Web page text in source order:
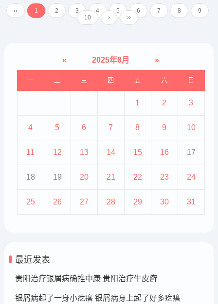
用于治疗瘙痒性皮肤病。根据病情
的严重程度和个体差异，见效的时
‹‹ 1 2 3 4 5 6 7 8
9
10
› ››
« 2025年8月 »
一 二 三 四 五 六 日
1 2 3
4 5 6 7 8 9 10
11 12 13 14 15 16 17
18 19 20 21 22 23 24
25 26 27 28 29 30 31
最近发表
贵阳治疗银屑病确推中康 贵阳治疗牛皮癣
银屑病起了一身小疙瘩 银屑病身上起了好多疙瘩